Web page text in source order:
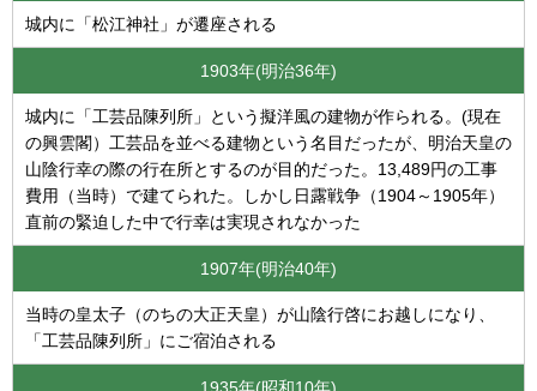
城内に「松江神社」が遷座される
1903年(明治36年)
城内に「工芸品陳列所」という擬洋風の建物が作られる。(現在
の興雲閣）工芸品を並べる建物という名目だったが、明治天皇の
山陰行幸の際の行在所とするのが目的だった。13,489円の工事
費用（当時）で建てられた。しかし日露戦争（1904～1905年）
直前の緊迫した中で行幸は実現されなかった
1907年(明治40年)
当時の皇太子（のちの大正天皇）が山陰行啓にお越しになり、
「工芸品陳列所」にご宿泊される